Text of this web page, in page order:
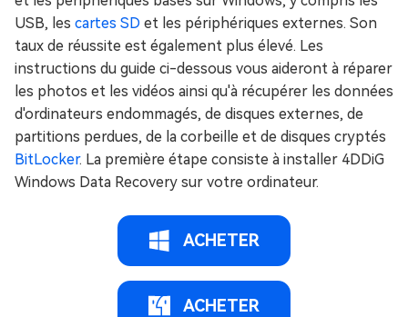
USB, les cartes SD et les périphériques externes. Son
taux de réussite est également plus élevé. Les
instructions du guide ci-dessous vous aideront à réparer
les photos et les vidéos ainsi qu'à récupérer les données
d'ordinateurs endommagés, de disques externes, de
partitions perdues, de la corbeille et de disques cryptés
BitLocker. La première étape consiste à installer 4DDiG
Windows Data Recovery sur votre ordinateur.
ACHETER
ACHETER